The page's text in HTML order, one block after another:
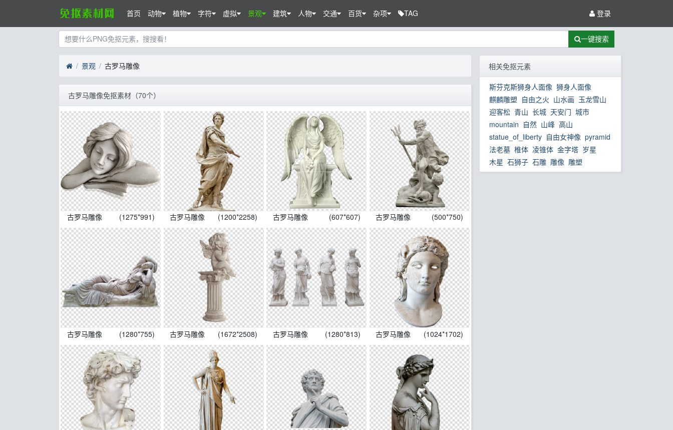
首页 动物 植物 字符 虚拟 景观 建筑 人物 交通 百货 杂项 TAG 登录
一键搜索
景观 古罗马雕像
古罗马雕像免抠素材（70个）
古罗马雕像 (1275*991) 古罗马雕像 (1200*2258) 古罗马雕像 (607*607) 古罗马雕像 (500*750)
古罗马雕像 (1280*755) 古罗马雕像 (1672*2508) 古罗马雕像 (1280*813) 古罗马雕像 (1024*1702)
相关免抠元素
斯芬克斯狮身人面像 狮身人面像
麒麟雕塑 自由之火 山水画 玉龙雪山
迎客松 青山 长城 天安门 城市
mountain 自然 山峰 高山
statue_of_liberty 自由女神像 pyramid
法老墓 椎体 凌锥体 金字塔 岁星
木星 石狮子 石雕 雕像 雕塑